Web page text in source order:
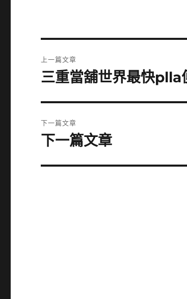
章
上一篇文章
上
篇
文
章:
三重當舖世界最快plla
下一篇文章
下
篇
下一篇文章